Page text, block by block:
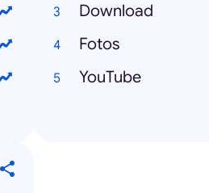
Download
Fotos
YouTube